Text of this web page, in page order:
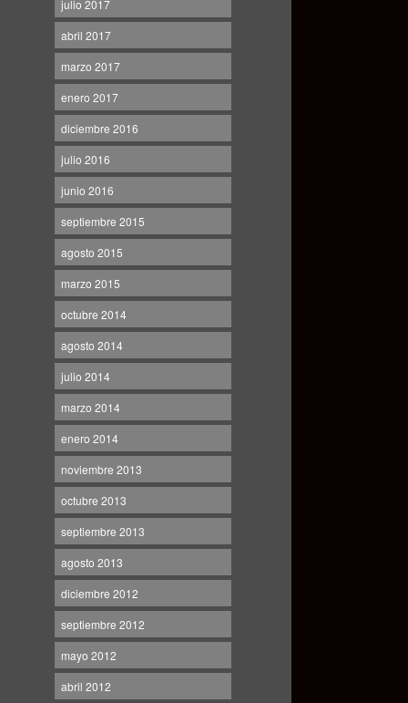
julio 2017
abril 2017
marzo 2017
enero 2017
diciembre 2016
julio 2016
junio 2016
septiembre 2015
agosto 2015
marzo 2015
octubre 2014
agosto 2014
julio 2014
marzo 2014
enero 2014
noviembre 2013
octubre 2013
septiembre 2013
agosto 2013
diciembre 2012
septiembre 2012
mayo 2012
abril 2012